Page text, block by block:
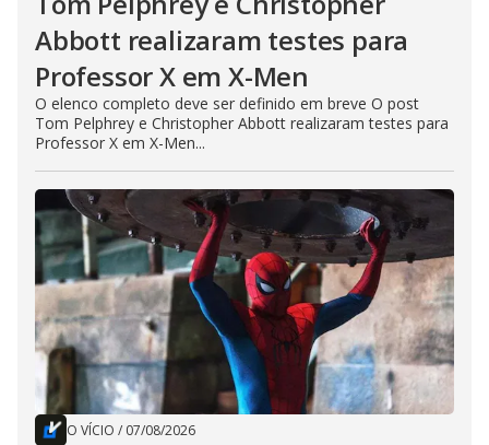
Abbott realizaram testes para
Professor X em X-Men
O elenco completo deve ser definido em breve O post
Tom Pelphrey e Christopher Abbott realizaram testes para
Professor X em X-Men...
O VÍCIO / 07/08/2026